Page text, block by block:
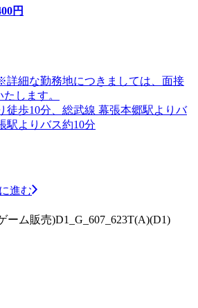
円
細な勤務地につきましては、面接
します。
徒歩10分、総武線 幕張本郷駅よりバ
駅よりバス約10分
進む
ーム販売)D1_G_607_623T(A)(D1)